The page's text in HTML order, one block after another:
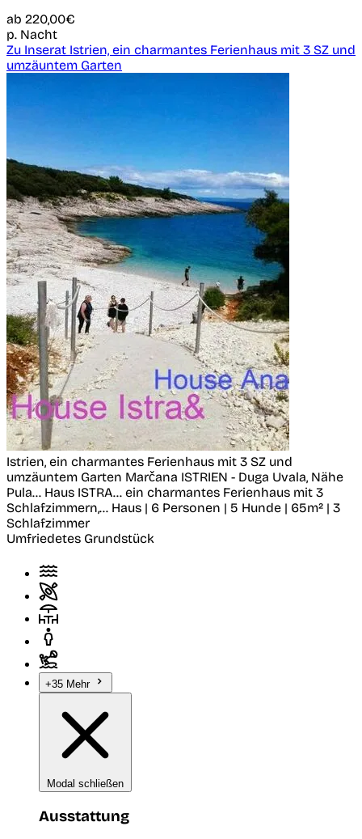
ab 220,00€
p. Nacht
Zu Inserat Istrien, ein charmantes Ferienhaus mit 3 SZ und
umzäuntem Garten
Istrien, ein charmantes Ferienhaus mit 3 SZ und
umzäuntem Garten Marčana ISTRIEN - Duga Uvala, Nähe
Pula... Haus ISTRA... ein charmantes Ferienhaus mit 3
Schlafzimmern,... Haus | 6 Personen | 5 Hunde | 65m² | 3
Schlafzimmer
Umfriedetes Grundstück
+35 Mehr
Modal schließen
Ausstattung